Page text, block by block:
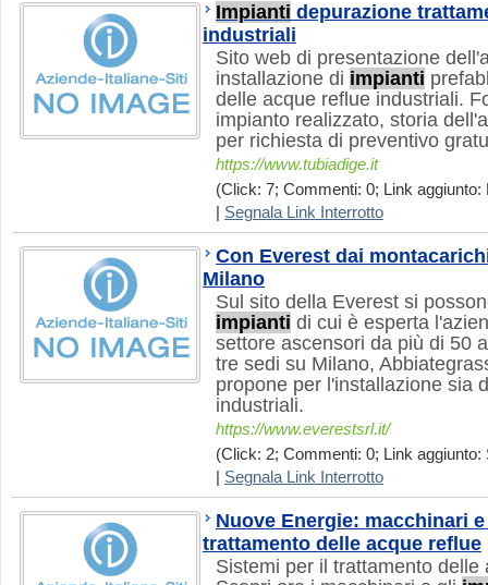
Impianti depurazione
industriali
Sito web di presentazione
installazione di impianti
delle acque reflue industriali.
impianto realizzato, storia
per richiesta di preventivo
https://www.tubiadige.it
(Click: 7; Commenti: 0; Link aggiunto:
Segnala Link Interrotto
Con Everest dai
Milano
Sul sito della Everest si
impianti di cui è esperta
settore ascensori da più di 50
tre sedi su Milano,
propone per l'installazione sia
industriali.
https://www.everestsrl.it/
(Click: 2; Commenti: 0; Link aggiunto:
Segnala Link Interrotto
Nuove Energie: macchinari
trattamento delle acque reflue
Sistemi per il trattamento